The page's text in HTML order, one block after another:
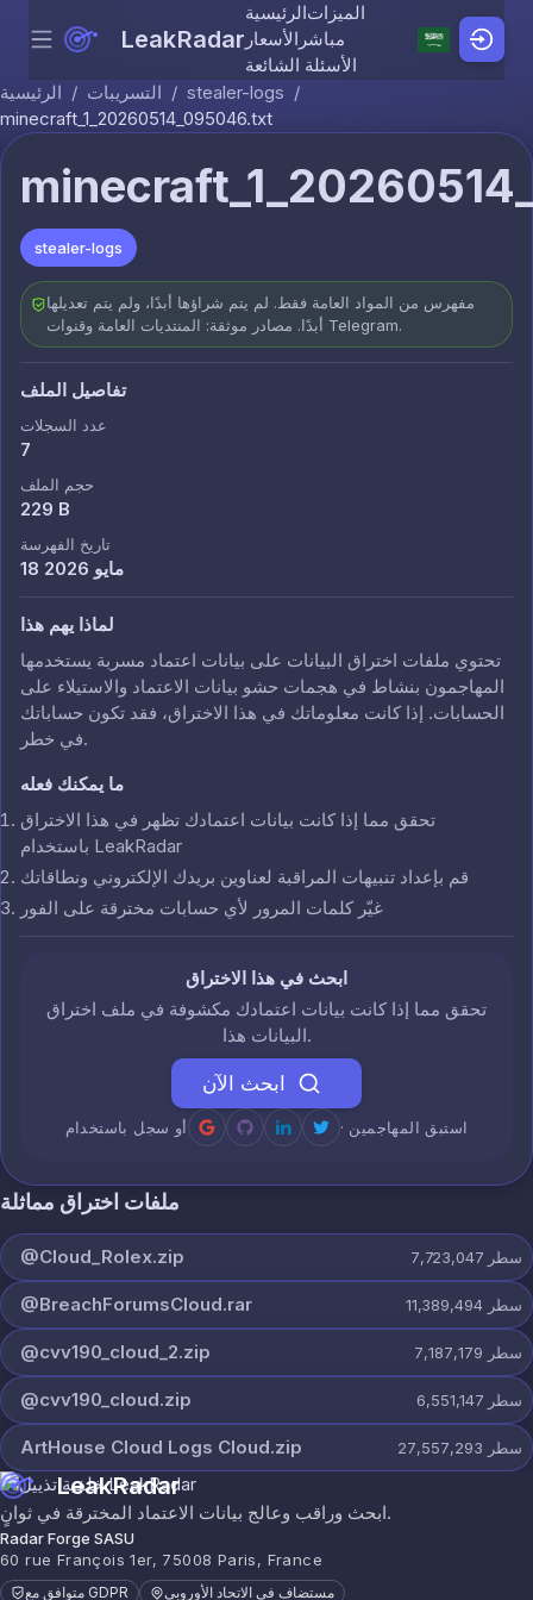
Skip to content
Menu LeakRadar
الرئيسيةالميزات
الأسعار مباشر
الأسئلة الشائعة
الرئيسية / التسريبات / stealer-logs /
minecraft_1_20260514_095046.txt
stealer-logs
مفهرس من المواد العامة فقط. لم يتم شراؤها أبدًا، ولم يتم تعديلها
أبدًا. مصادر موثقة: المنتديات العامة وقنوات Telegram.
تفاصيل الملف
عدد السجلات
7
حجم الملف
229 B
تاريخ الفهرسة
18 مايو 2026
لماذا يهم هذا
تحتوي ملفات اختراق البيانات على بيانات اعتماد مسربة يستخدمها
المهاجمون بنشاط في هجمات حشو بيانات الاعتماد والاستيلاء على
الحسابات. إذا كانت معلوماتك في هذا الاختراق، فقد تكون حساباتك
في خطر.
ما يمكنك فعله
تحقق مما إذا كانت بيانات اعتمادك تظهر في هذا الاختراق
باستخدام LeakRadar
قم بإعداد تنبيهات المراقبة لعناوين بريدك الإلكتروني ونطاقاتك
غيّر كلمات المرور لأي حسابات مخترقة على الفور
ابحث في هذا الاختراق
تحقق مما إذا كانت بيانات اعتمادك مكشوفة في ملف اختراق
البيانات هذا.
ابحث الآن
أو سجل باستخدام · استبق المهاجمين
ملفات اختراق مماثلة
@Cloud_Rolex.zip 7,723,047 سطر
@BreachForumsCloud.rar 11,389,494 سطر
@cvv190_cloud_2.zip 7,187,179 سطر
@cvv190_cloud.zip 6,551,147 سطر
ArtHouse Cloud Logs Cloud.zip 27,557,293 سطر
LeakRadar
ابحث وراقب وعالج بيانات الاعتماد المخترقة في ثوانٍ.
Radar Forge SASU
60 rue François 1er, 75008 Paris, France
متوافق مع GDPR مستضاف في الاتحاد الأوروبي